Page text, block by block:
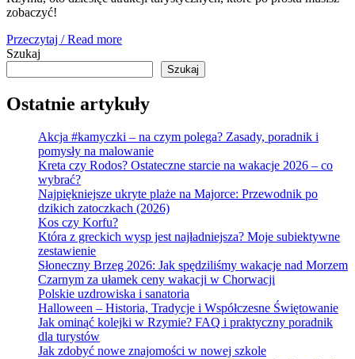
zobaczyć!
Przeczytaj / Read more
Szukaj
Szukaj
Ostatnie artykuły
Akcja #kamyczki – na czym polega? Zasady, poradnik i
pomysły na malowanie
Kreta czy Rodos? Ostateczne starcie na wakacje 2026 – co
wybrać?
Najpiękniejsze ukryte plaże na Majorce: Przewodnik po
dzikich zatoczkach (2026)
Kos czy Korfu?
Która z greckich wysp jest najładniejsza? Moje subiektywne
zestawienie
Słoneczny Brzeg 2026: Jak spędziliśmy wakacje nad Morzem
Czarnym za ułamek ceny wakacji w Chorwacji
Polskie uzdrowiska i sanatoria
Halloween – Historia, Tradycje i Współczesne Świętowanie
Jak ominąć kolejki w Rzymie? FAQ i praktyczny poradnik
dla turystów
Jak zdobyć nowe znajomości w nowej szkole